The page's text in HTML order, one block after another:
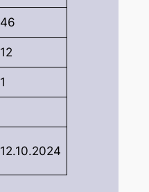
46
12
1
12.10.2024